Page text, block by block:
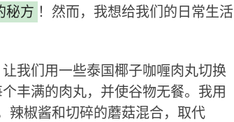
秘方 ！然而，我想给我们的日常生活
我们用一些泰国椰子咖喱肉丸切换
丰满的肉丸，并使谷物无餐。我用
辣椒酱和切碎的蘑菇混合，取代